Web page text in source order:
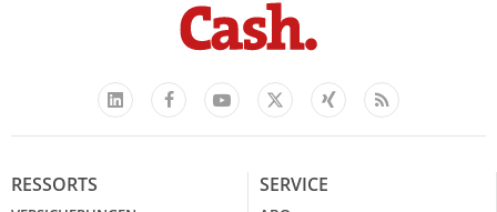
LinkedIn
FacebookYouTube
X
Xing Feed
RESSORTS SERVICE